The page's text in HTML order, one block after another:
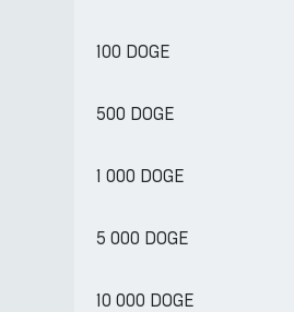
100 DOGE
500 DOGE
1 000 DOGE
5 000 DOGE
10 000 DOGE